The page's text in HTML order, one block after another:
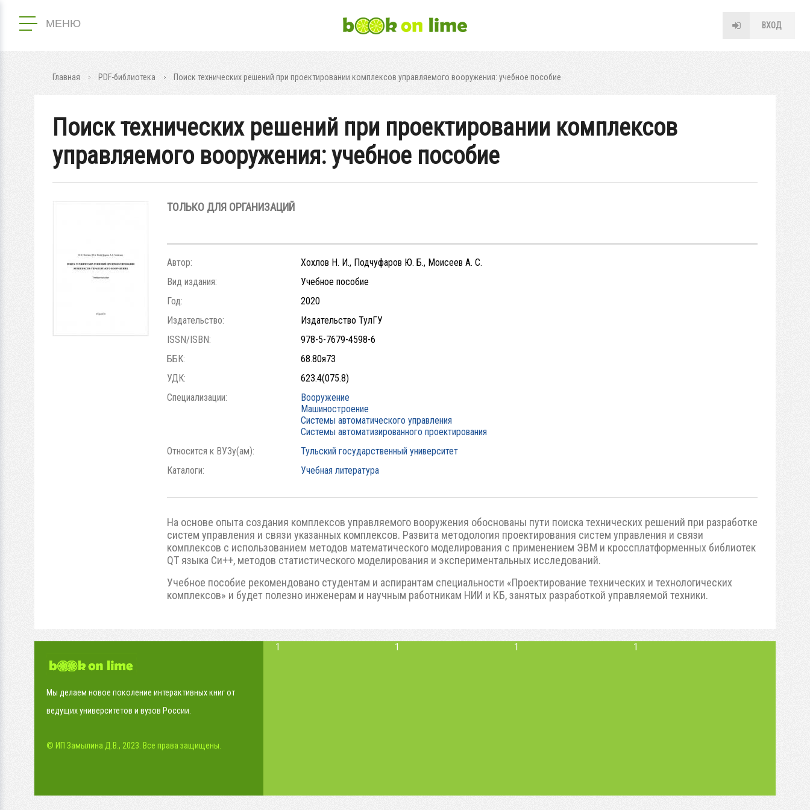
МЕНЮ ВХОД
Главная PDF-библиотека Поиск технических решений при проектировании комплексов управляемого вооружения: учебное пособие
Поиск технических решений при проектировании комплексов
управляемого вооружения: учебное пособие
ТОЛЬКО ДЛЯ ОРГАНИЗАЦИЙ
Автор:
Хохлов Н. И., Подчуфаров Ю. Б., Моисеев А. С.
Вид издания:
Учебное пособие
Год:
2020
Издательство:
Издательство ТулГУ
ISSN/ISBN:
978-5-7679-4598-6
ББК:
68.80я73
УДК:
623.4(075.8)
Специализации:
Вооружение
Машиностроение
Системы автоматического управления
Системы автоматизированного проектирования
Относится к ВУЗу(ам):
Тульский государственный университет
Каталоги:
Учебная литература
На основе опыта создания комплексов управляемого вооружения обоснованы пути поиска технических решений при разработке
систем управления и связи указанных комплексов. Развита методология проектирования систем управления и связи
комплексов с использованием методов математического моделирования с применением ЭВМ и кроссплатформенных библиотек
QT языка Си++, методов статистического моделирования и экспериментальных исследований.
Учебное пособие рекомендовано студентам и аспирантам специальности «Проектирование технических и технологических
комплексов» и будет полезно инженерам и научным работникам НИИ и КБ, занятых разработкой управляемой техники.
Мы делаем новое поколение интерактивных книг от
ведущих университетов и вузов России.
© ИП Замылина Д.В., 2023. Все права защищены.
1 1 1 1